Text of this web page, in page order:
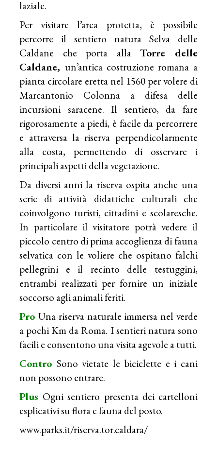
laziale.
Per visitare l’area protetta, è possibile
percorre il sentiero natura Selva delle
Caldane che porta allaTorre delle
Caldane, un’antica costruzione romana a
pianta circolare eretta nel 1560 per volere di
Marcantonio Colonna a difesa delle
incursioni saracene. Il sentiero, da fare
rigorosamente a piedi, è facile da percorrere
e attraversa la riserva perpendicolarmente
alla costa, permettendo di osservare i
principali aspetti della vegetazione.
Da diversi anni la riserva ospita anche una
serie di attività didattiche culturali che
coinvolgono turisti, cittadini e scolaresche.
In particolare il visitatore potrà vedere il
piccolo centro di prima accoglienza di fauna
selvatica con le voliere che ospitano falchi
pellegrini e il recinto delle testuggini,
entrambi realizzati per fornire un iniziale
soccorso agli animali feriti.
Pro Una riserva naturale immersa nel verde
a pochi Km da Roma. I sentieri natura sono
facili e consentono una visita agevole a tutti.
Contro Sono vietate le biciclette e i cani
non possono entrare.
Plus Ogni sentiero presenta dei cartelloni
esplicativi su flora e fauna del posto.
www.parks.it/riserva.tor.caldara/